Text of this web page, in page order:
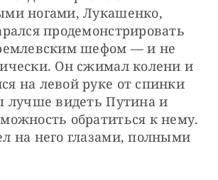
ногами, Лукашенко,
продемонстрировать
шефом — и не
Он сжимал колени и
на левой руке от спинки
лучше видеть Путина и
обратиться к нему.
на него глазами, полными